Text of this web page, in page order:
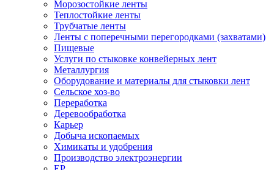
Морозостойкие ленты
Теплостойкие ленты
Трубчатые ленты
Ленты с поперечными перегородками (захватами)
Пищевые
Услуги по стыковке конвейерных лент
Металлургия
Оборудование и материалы для стыковки лент
Сельское хоз-во
Переработка
Деревообработка
Карьер
Добыча ископаемых
Химикаты и удобрения
Производство электроэнергии